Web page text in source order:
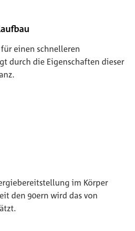
einen schnelleren
durch die Eigenschaften dieser
im Körper
den 90ern wird das von